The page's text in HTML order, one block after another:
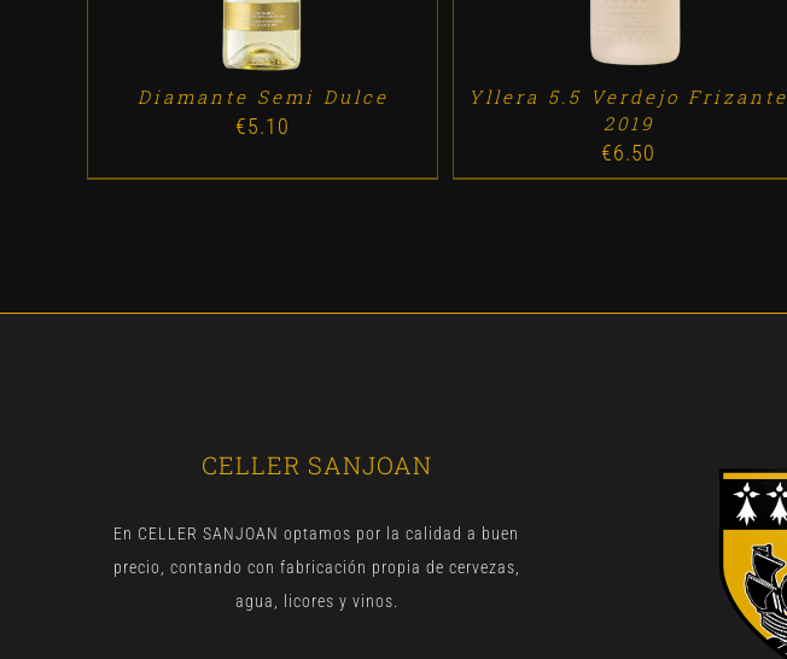
Diamante Semi Dulce
€5.10
Yllera 5.5 Verdejo Frizante
2019
€6.50
CELLER SANJOAN
En CELLER SANJOAN optamos por la calidad a buen
precio, contando con fabricación propia de cervezas,
agua, licores y vinos.